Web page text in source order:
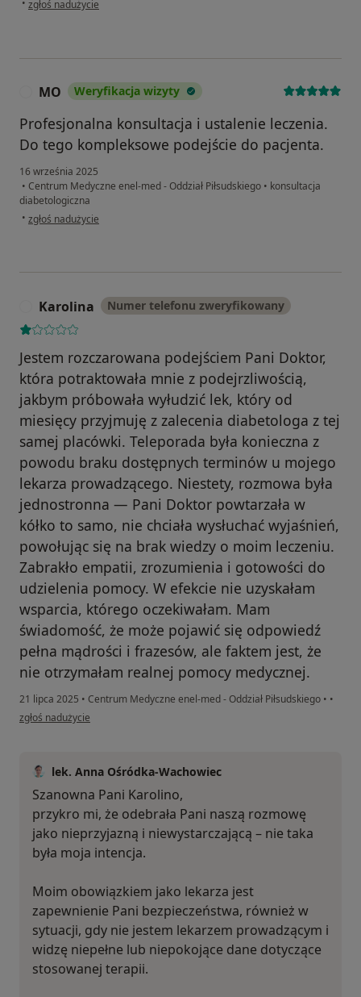
• zgłoś nadużycie
MO Weryfikacja wizyty
Profesjonalna konsultacja i ustalenie leczenia.
Do tego kompleksowe podejście do pacjenta.
16 września 2025
• Centrum Medyczne enel-med - Oddział Piłsudskiego • konsultacja
diabetologiczna
• w opinii użytkownika MO
zgłoś nadużycie
Karolina Numer telefonu zweryfikowany
Jestem rozczarowana podejściem Pani Doktor,
która potraktowała mnie z podejrzliwością,
jakbym próbowała wyłudzić lek, który od
miesięcy przyjmuję z zalecenia diabetologa z tej
samej placówki. Teleporada była konieczna z
powodu braku dostępnych terminów u mojego
lekarza prowadzącego. Niestety, rozmowa była
jednostronna — Pani Doktor powtarzała w
kółko to samo, nie chciała wysłuchać wyjaśnień,
powołując się na brak wiedzy o moim leczeniu.
Zabrakło empatii, zrozumienia i gotowości do
udzielenia pomocy. W efekcie nie uzyskałam
wsparcia, którego oczekiwałam. Mam
świadomość, że może pojawić się odpowiedź
pełna mądrości i frazesów, ale faktem jest, że
nie otrzymałam realnej pomocy medycznej.
21 lipca 2025 • Centrum Medyczne enel-med - Oddział Piłsudskiego • •
w opinii użytkownika Karolina
zgłoś nadużycie
lek. Anna Ośródka-Wachowiec
Szanowna Pani Karolino,
przykro mi, że odebrała Pani naszą rozmowę
jako nieprzyjazną i niewystarczającą – nie taka
była moja intencja.
Moim obowiązkiem jako lekarza jest
zapewnienie Pani bezpieczeństwa, również w
sytuacji, gdy nie jestem lekarzem prowadzącym i
widzę niepełne lub niepokojące dane dotyczące
stosowanej terapii.